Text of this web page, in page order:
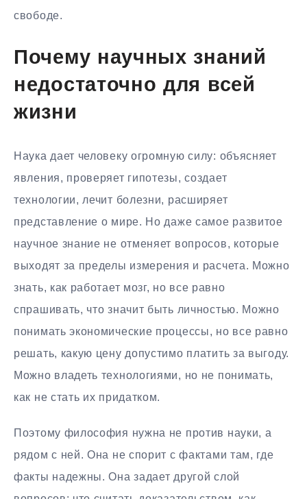
свободе.
Почему научных знаний
недостаточно для всей
жизни
Наука дает человеку огромную силу: объясняет
явления, проверяет гипотезы, создает
технологии, лечит болезни, расширяет
представление о мире. Но даже самое развитое
научное знание не отменяет вопросов, которые
выходят за пределы измерения и расчета. Можно
знать, как работает мозг, но все равно
спрашивать, что значит быть личностью. Можно
понимать экономические процессы, но все равно
решать, какую цену допустимо платить за выгоду.
Можно владеть технологиями, но не понимать,
как не стать их придатком.
Поэтому философия нужна не против науки, а
рядом с ней. Она не спорит с фактами там, где
факты надежны. Она задает другой слой